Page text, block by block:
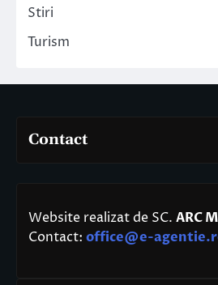
Stiri
Turism
Contact
Website realizat de SC. ARC
Contact: office@e-